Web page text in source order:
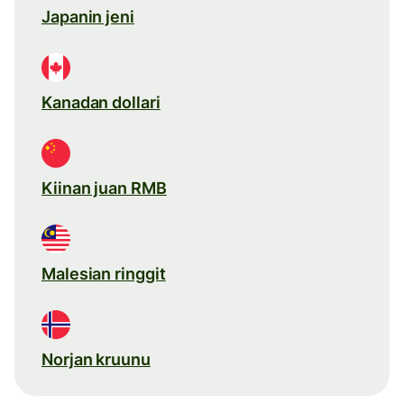
Japanin jeni
Kanadan dollari
Kiinan juan RMB
Malesian ringgit
Norjan kruunu